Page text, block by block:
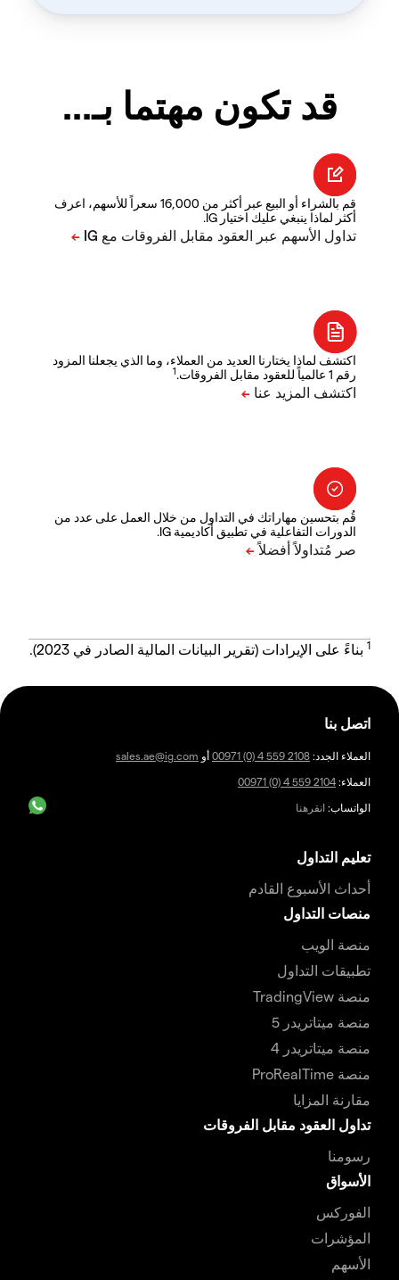
قد تكون مهتما بـ...
قم بالشراء أو البيع عبر أكثر من 16,000 سعراً للأسهم، اعرف
أكثر لماذا ينبغي عليك اختيار IG.
اكتشف لماذا يختارنا العديد من العملاء، وما الذي يجعلنا المزود
رقم 1 عالمياً للعقود مقابل الفروقات.
1
قُم بتحسين مهاراتك في التداول من خلال العمل على عدد من
الدورات التفاعلية في تطبيق أكاديمية IG.
1 بناءً على الإيرادات (تقرير البيانات المالية الصادر في 2023).
اتصل بنا
العملاء الجدد: 00971 (0) 4 559 2108 أو sales.ae@ig.com
العملاء: 00971 (0) 4 559 2104
الواتساب: انقرهنا
تعليم التداول
أحداث الأسبوع القادم
منصات التداول
منصة الويب
تطبيقات التداول
منصة TradingView
منصة ميتاتريدر 5
منصة ميتاتريدر 4
منصة ProRealTime
مقارنة المزايا
تداول العقود مقابل الفروقات
رسومنا
الأسواق
الفوركس
المؤشرات
الأسهم